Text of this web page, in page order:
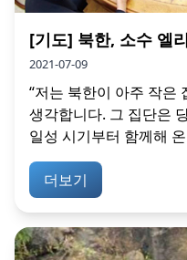
[기도] 북한, 소수 엘
2021-07-09
“저는 북한이 아주 작은
생각합니다. 그 집단은
일성 시기부터 함께해
더보기